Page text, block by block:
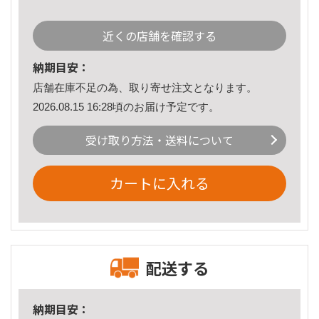
近くの店舗を確認する
納期目安：
店舗在庫不足の為、取り寄せ注文となります。
2026.08.15 16:28頃のお届け予定です。
受け取り方法・送料について
カートに入れる
配送する
納期目安：